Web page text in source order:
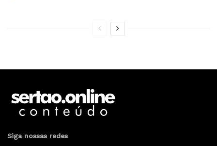
Siga nossas redes